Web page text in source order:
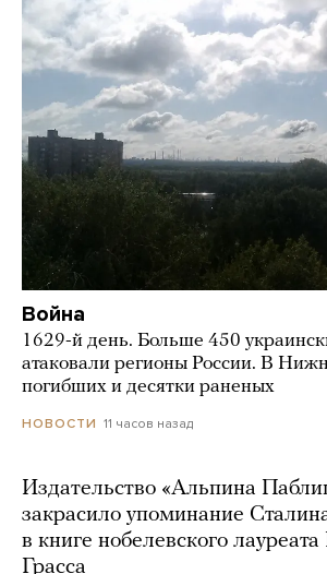
Война
1629-й день. Больше 450
атаковали регионы России. В
погибших и десятки раненых
НОВОСТИ 11 часов назад
Издательство «Альпина
закрасило упоминание
в книге нобелевского
Грасса